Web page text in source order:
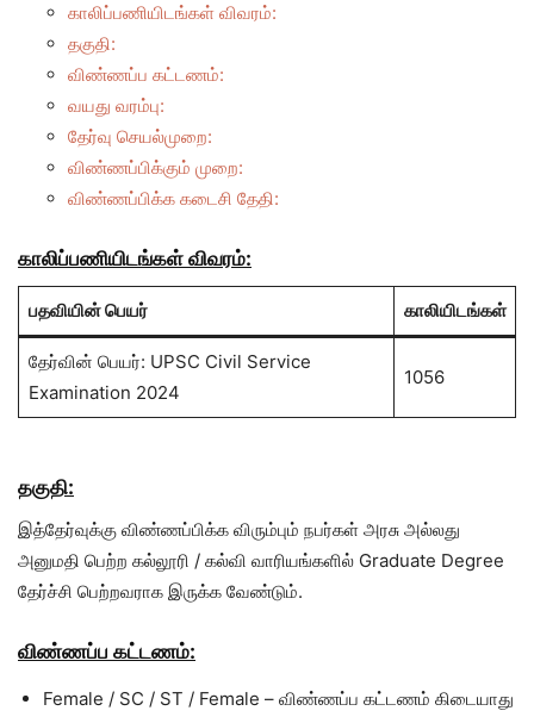
காலிப்பணியிடங்கள் விவரம்:
தகுதி:
விண்ணப்ப கட்டணம்:
வயது வரம்பு:
தேர்வு செயல்முறை:
விண்ணப்பிக்கும் முறை:
விண்ணப்பிக்க கடைசி தேதி:
காலிப்பணியிடங்கள் விவரம்:
பதவியின் பெயர் காலியிடங்கள்
தேர்வின் பெயர்: UPSC Civil Service
Examination 2024
1056
தகுதி:
இத்தேர்வுக்கு விண்ணப்பிக்க விரும்பும் நபர்கள் அரசு அல்லது
அனுமதி பெற்ற கல்லூரி / கல்வி வாரியங்களில் Graduate Degree
தேர்ச்சி பெற்றவராக இருக்க வேண்டும்.
விண்ணப்ப கட்டணம்:
Female / SC / ST / Female – விண்ணப்ப கட்டணம் கிடையாது